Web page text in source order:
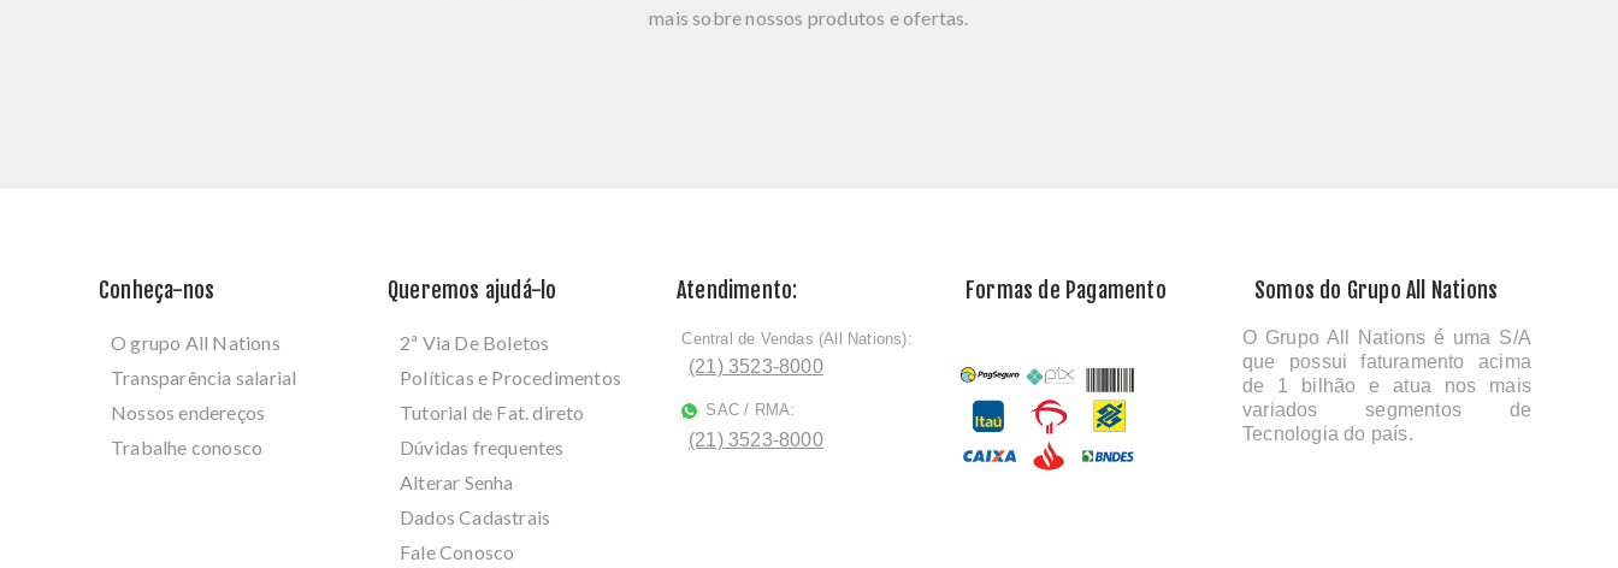
mais sobre nossos produtos e ofertas.
Conheça-nos
O grupo All Nations
Transparência salarial
Nossos endereços
Trabalhe conosco
Queremos ajudá-lo
2ª Via De Boletos
Políticas e Procedimentos
Tutorial de Fat. direto
Dúvidas frequentes
Alterar Senha
Dados Cadastrais
Fale Conosco
Atendimento:
ﾠCentral de Vendas (All Nations):
(21) 3523-8000
SAC / RMA:
(21) 3523-8000
Formas de Pagamento Somos do Grupo All Nations
O Grupo All Nations é uma S/A
que possui faturamento acima
de 1 bilhão e atua nos mais
variados segmentos de
Tecnologia do país.